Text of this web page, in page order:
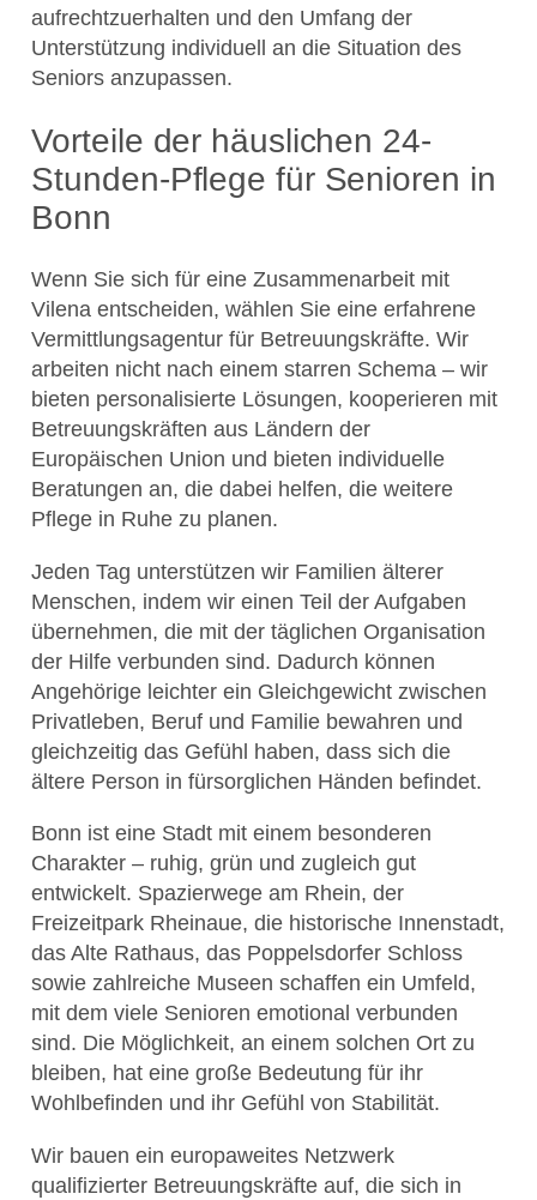
aufrechtzuerhalten und den Umfang der
Unterstützung individuell an die Situation des
Seniors anzupassen.
Vorteile der häuslichen 24-
Stunden-Pflege für Senioren in
Bonn
Wenn Sie sich für eine Zusammenarbeit mit
Vilena entscheiden, wählen Sie eine erfahrene
Vermittlungsagentur für Betreuungskräfte. Wir
arbeiten nicht nach einem starren Schema – wir
bieten personalisierte Lösungen, kooperieren mit
Betreuungskräften aus Ländern der
Europäischen Union und bieten individuelle
Beratungen an, die dabei helfen, die weitere
Pflege in Ruhe zu planen.
Jeden Tag unterstützen wir Familien älterer
Menschen, indem wir einen Teil der Aufgaben
übernehmen, die mit der täglichen Organisation
der Hilfe verbunden sind. Dadurch können
Angehörige leichter ein Gleichgewicht zwischen
Privatleben, Beruf und Familie bewahren und
gleichzeitig das Gefühl haben, dass sich die
ältere Person in fürsorglichen Händen befindet.
Bonn ist eine Stadt mit einem besonderen
Charakter – ruhig, grün und zugleich gut
entwickelt. Spazierwege am Rhein, der
Freizeitpark Rheinaue, die historische Innenstadt,
das Alte Rathaus, das Poppelsdorfer Schloss
sowie zahlreiche Museen schaffen ein Umfeld,
mit dem viele Senioren emotional verbunden
sind. Die Möglichkeit, an einem solchen Ort zu
bleiben, hat eine große Bedeutung für ihr
Wohlbefinden und ihr Gefühl von Stabilität.
Wir bauen ein europaweites Netzwerk
qualifizierter Betreuungskräfte auf, die sich in